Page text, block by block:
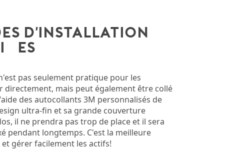
d'installation
pas seulement pratique pour les
directement, mais peut également être collé
des autocollants 3M personnalisés de
ultra-fin et sa grande couverture
il ne prendra pas trop de place et il sera
pendant longtemps. C'est la meilleure
gérer facilement les actifs!